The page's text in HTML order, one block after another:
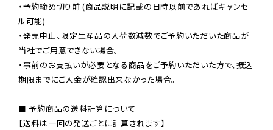
・予約締め切り前 (商品説明に記載の日時以前であればキャンセ
ル可能)
・発売中止、限定生産品の入荷数減数でご予約いただいた商品が
当社でご用意できない場合。
・事前のお支払いが必要となる商品をご予約いただいた方で、振込
期限までにご入金が確認出来なかった場合。
■ 予約商品の送料計算について
【送料は一回の発送ごとに計算されます】